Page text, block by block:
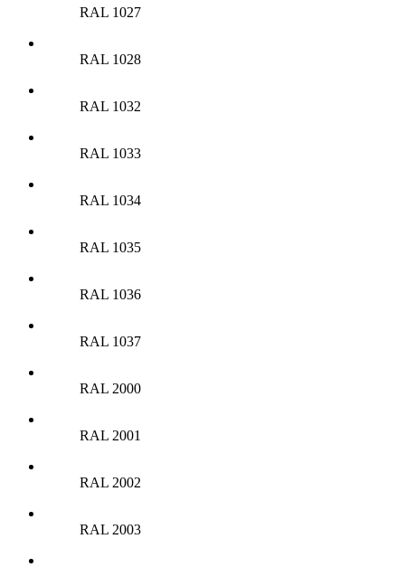
RAL 1027
RAL 1028
RAL 1032
RAL 1033
RAL 1034
RAL 1035
RAL 1036
RAL 1037
RAL 2000
RAL 2001
RAL 2002
RAL 2003